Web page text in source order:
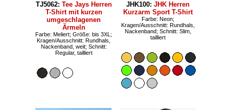
TJ5062: Tee Jays Herren
T-Shirt mit kurzen
umgeschlagenen
Ärmeln
Farbe: Meliert; Größe: bis 3XL;
Kragen/Ausschnitt: Rundhals,
Nackenband, weit; Schnitt:
Regular, tailliert
JHK100: JHK Herren
Kurzarm Sport T-Shirt
Farbe: Neon;
Kragen/Ausschnitt: Rundhals,
Nackenband; Schnitt: Slim,
tailliert